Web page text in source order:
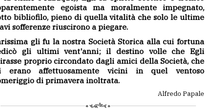
egoista ma moralmente impegnato,
bibliofilo, pieno di quella vitalità che solo le ultime
sofferenze riuscirono a piegare.
gli fu la nostra Società Storica alla cui fortuna
gli ultimi vent'anni; il destino volle che Egli
proprio circondato dagli amici della Società, che
erano affettuosamente vicini in quel ventoso
di primavera inoltrata.
Alfredo Papale